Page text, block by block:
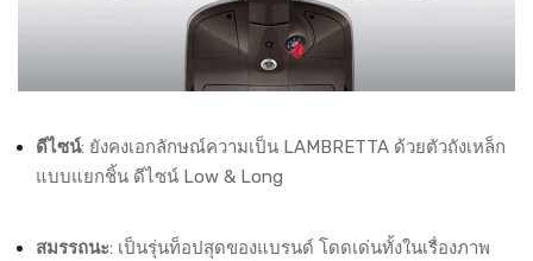
ดีไซน์: ยังคงเอกลักษณ์ความเป็น LAMBRETTA ด้วยตัวถังเหล็ก
แบบแยกชิ้น ดีไซน์ Low & Long
สมรรถนะ: เป็นรุ่นท็อปสุดของแบรนด์ โดดเด่นทั้งในเรื่องภาพ